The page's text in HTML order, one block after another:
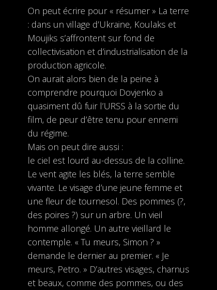
On peut écrire pour « résumer » La terre
: dans un village d’Ukraine, Koulaks et
Moujiks s’affrontent sur fond de
collectivisation et d’industrialisation de la
production agricole.
On aurait alors bien de la peine à
comprendre pourquoi Dovjenko a
quasiment dû fuir l’URSS à la sortie du
film, de peur d’être tenu pour ennemi
du régime.
Mais on peut dire aussi :
le ciel est lourd au-dessus de la colline.
Le vent agite les blés, la terre semble
vivante. Le visage d’une jeune femme et
une fleur de tournesol. Des pommes (?,
des poires ?) sur un arbre. Un vieil
homme allongé. Un autre vieillard le
contemple. « Tu meurs, Simon ? »
demande le dernier au premier. « Je
meurs, Petro. » D’autres visages, charnus
et beaux, comme des pommes, ou des